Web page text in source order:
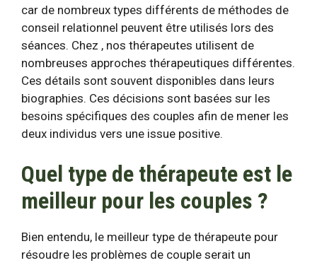
car de nombreux types différents de méthodes de
conseil relationnel peuvent être utilisés lors des
séances. Chez , nos thérapeutes utilisent de
nombreuses approches thérapeutiques différentes.
Ces détails sont souvent disponibles dans leurs
biographies. Ces décisions sont basées sur les
besoins spécifiques des couples afin de mener les
deux individus vers une issue positive.
Quel type de thérapeute est le
meilleur pour les couples ?
Bien entendu, le meilleur type de thérapeute pour
résoudre les problèmes de couple serait un